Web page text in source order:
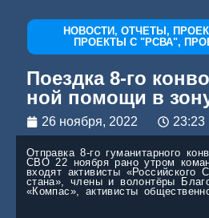
НОВОСТИ, ОТЧЕТЫ ,
ПРОЕКТЫ С "РСВА",
Поезд­ка 8‑го
ной помо­щи в
26 ноября, 2022 23:23
Отправ­ка 8‑го гума­ни­тар­но­го
СВО 22 нояб­ря рано утром
вхо­дят акти­ви­сты
ста­на», чле­ны и волон­тё­ры
«Ком­пас», акти­ви­сты